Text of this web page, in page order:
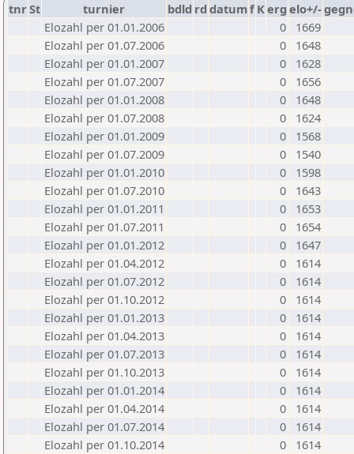
tnrSt turnier bdld rd datumf Kerg elo+/-
Elozahl per 01.01.2006
0
1669
Elozahl per 01.07.2006
0
1648
Elozahl per 01.01.2007
0
1628
Elozahl per 01.07.2007
0
1656
Elozahl per 01.01.2008
0
1648
Elozahl per 01.07.2008
0
1624
Elozahl per 01.01.2009
0
1568
Elozahl per 01.07.2009
0
1540
Elozahl per 01.01.2010
0
1598
Elozahl per 01.07.2010
0
1643
Elozahl per 01.01.2011
0
1653
Elozahl per 01.07.2011
0
1654
Elozahl per 01.01.2012
0
1647
Elozahl per 01.04.2012
0
1614
Elozahl per 01.07.2012
0
1614
Elozahl per 01.10.2012
0
1614
Elozahl per 01.01.2013
0
1614
Elozahl per 01.04.2013
0
1614
Elozahl per 01.07.2013
0
1614
Elozahl per 01.10.2013
0
1614
Elozahl per 01.01.2014
0
1614
Elozahl per 01.04.2014
0
1614
Elozahl per 01.07.2014
0
1614
Elozahl per 01.10.2014
0
1614